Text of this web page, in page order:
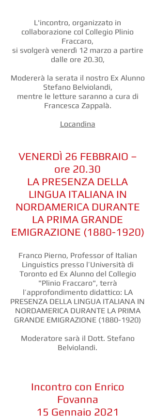
L'incontro, organizzato in
collaborazione col Collegio Plinio
Fraccaro,
si svolgerà venerdì 12 marzo a partire
dalle ore 20.30,
Modererà la serata il nostro Ex Alunno
Stefano Belviolandi,
mentre le letture saranno a cura di
Francesca Zappalà.
Locandina
VENERDÌ 26 FEBBRAIO –
ore 20.30
LA PRESENZA DELLA
LINGUA ITALIANA IN
NORDAMERICA DURANTE
LA PRIMA GRANDE
EMIGRAZIONE (1880-1920)
Franco Pierno, Professor of Italian
Linguistics presso l’Università di
Toronto ed Ex Alunno del Collegio
"Plinio Fraccaro", terrà
l’approfondimento didattico: LA
PRESENZA DELLA LINGUA ITALIANA IN
NORDAMERICA DURANTE LA PRIMA
GRANDE EMIGRAZIONE (1880-1920)
Moderatore sarà il Dott. Stefano
Belviolandi.
Incontro con Enrico
Fovanna
15 Gennaio 2021